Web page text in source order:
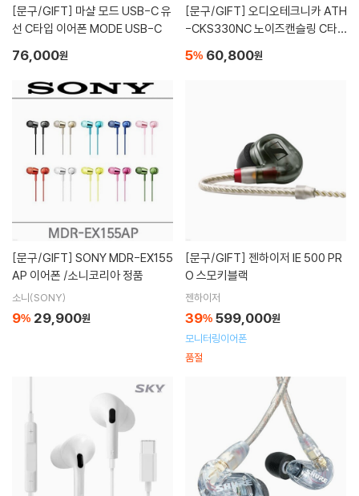
[문구/GIFT]
선 C타입 이어폰 MODE USB-C
76,000원
[문구/GIFT]
-CKS330NC 노이즈캔슬링 C타
5% 60,800원
[문구/GIFT]
AP 이어폰 /소니코리아 정품
소니(SONY)
9% 29,900원
[문구/GIFT]
O 스모키블랙
젠하이저
39% 599,000원
모니터링이어폰
품절